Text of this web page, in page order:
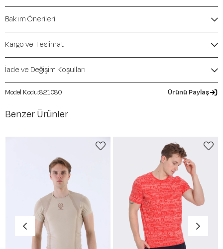
Kalıp / Form:
Mevsim:Sonbahar-Kış
Bakım Önerileri
Kargo ve Teslimat
İade ve Değişim Koşulları
821080 Ürünü Paylaş
Benzer Ürünler